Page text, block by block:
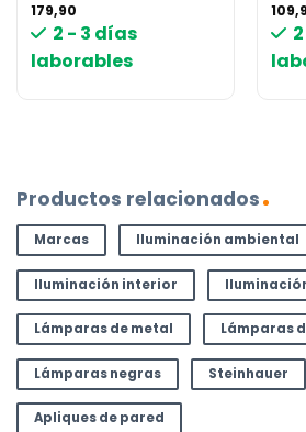
179,90
2 - 3 días
laborables
Productos relacionados
Marcas Iluminación ambiental
Iluminación interior
Lámparas de metal Lámparas
Lámparas negras Steinhauer
Apliques de pared